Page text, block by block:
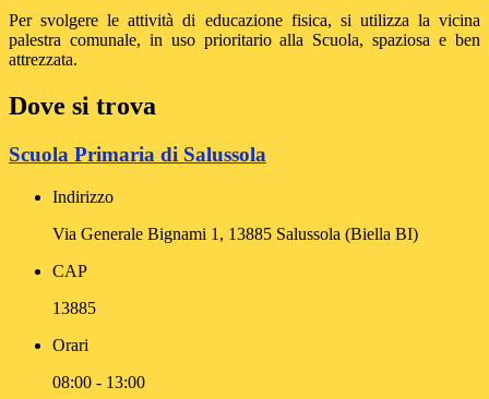
Per svolgere le attività di educazione fisica, si utilizza la vicina
palestra comunale, in uso prioritario alla Scuola, spaziosa e ben
attrezzata.
Dove si trova
Scuola Primaria di Salussola
Indirizzo
Via Generale Bignami 1, 13885 Salussola (Biella BI)
CAP
13885
Orari
08:00 - 13:00